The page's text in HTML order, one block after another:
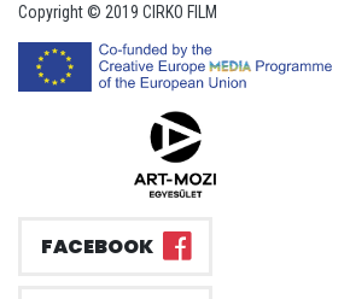
Copyright © 2019 CIRKO FILM
FACEBOOK